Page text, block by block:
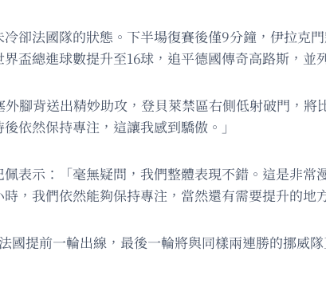
卻法國隊的狀態。下半場復賽後僅9分鐘，伊拉克
盃總進球數提升至16球，追平德國傳奇高路斯，
外腳背送出精妙助攻，登貝萊禁區右側低射破門，
依然保持專注，這讓我感到驕傲。」
表示：「毫無疑問，我們整體表現不錯。這是非
，我們依然能夠保持專注，當然還有需要提升的地
國提前一輪出線，最後一輪將與同樣兩連勝的挪